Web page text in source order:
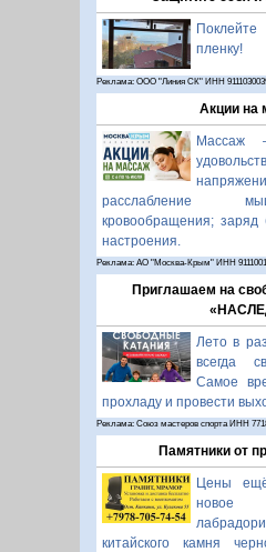
пленку!
Реклама: ООО "Линия СК" ИНН
Акции на
Массаж
расслабление
кровообращения; заряд
настроения.
Реклама: АО "Москва-Крым" ИНН
Приглашаем на
Лето в
всегда
Самое
прохладу и провести
Реклама: Союз мастеров спорта ИНН
Памятники от
Цены
новое
китайского камня